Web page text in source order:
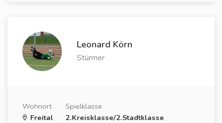
Leonard Körn
Stürmer
Wohnort
Freital
Spielklasse
2.Kreisklasse/2.Stadtklasse